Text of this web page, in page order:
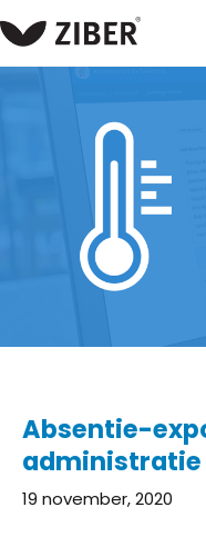
home blog absentie-
Absentie-
administratie
19 november, 2020